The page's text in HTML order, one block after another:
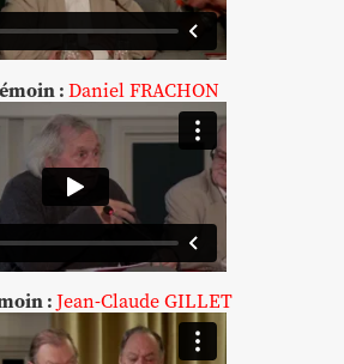
:Daniel FRACHON
:Jean-Claude GILLET